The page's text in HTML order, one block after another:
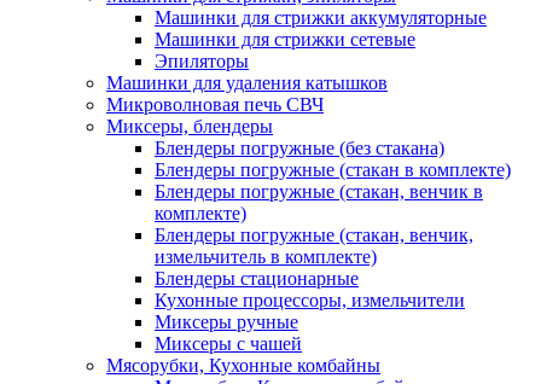
Машинки для стрижки аккумуляторные
Машинки для стрижки сетевые
Эпиляторы
Машинки для удаления катышков
Микроволновая печь СВЧ
Миксеры, блендеры
Блендеры погружные (без стакана)
Блендеры погружные (стакан в комплекте)
Блендеры погружные (стакан, венчик в
комплекте)
Блендеры погружные (стакан, венчик,
измельчитель в комплекте)
Блендеры стационарные
Кухонные процессоры, измельчители
Миксеры ручные
Миксеры с чашей
Мясорубки, Кухонные комбайны